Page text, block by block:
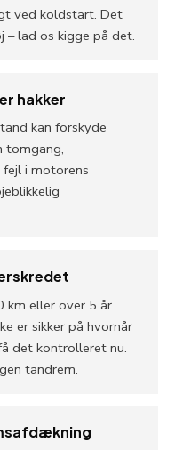
ved koldstart. Det
– lad os kigge på det.
hakker
kan forskyde
tomgang,
i motorens
km eller over 5 år
er sikker på hvornår
det kontrolleret nu.
tandrem.